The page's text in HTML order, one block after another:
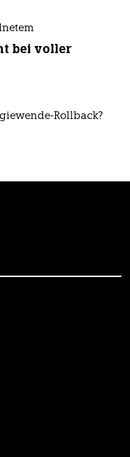
bei voller
Rollback?